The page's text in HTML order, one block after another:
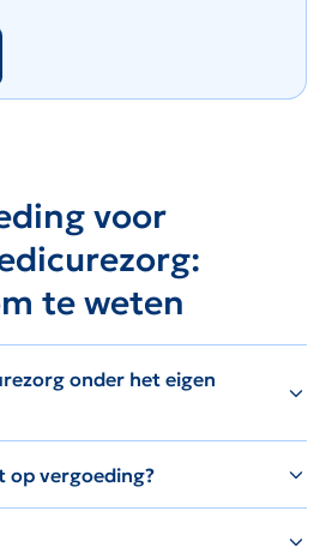
voor
te weten
onder het eigen
op vergoeding?